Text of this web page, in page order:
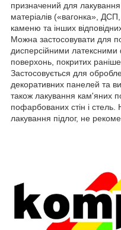
призначений для
матеріалів («вагонка»,
каменю та інших
Можна застосовувати для
дисперсійними
поверхонь, покритих
Застосовується для
декоративних панелей та
також лакування кам'яних
пофарбованих стін і
лакування підлог, не